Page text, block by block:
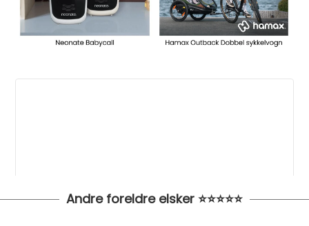
Andre foreldre elsker ⭐⭐⭐⭐⭐